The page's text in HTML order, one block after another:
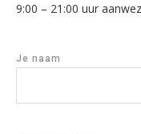
9:00 – 21:00 uur
Je naam